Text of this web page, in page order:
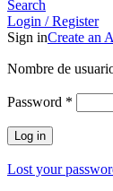
Search
Login / Register
Sign inCreate an
Nombre de
Password *
Log in
Lost your